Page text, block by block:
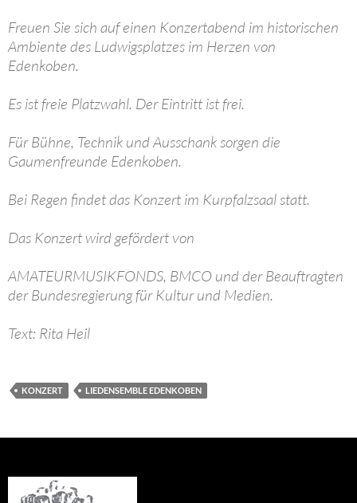
Freuen Sie sich auf einen Konzertabend im historischen
Ambiente des Ludwigsplatzes im Herzen von
Edenkoben.
Es ist freie Platzwahl. Der Eintritt ist frei.
Für Bühne, Technik und Ausschank sorgen die
Gaumenfreunde Edenkoben.
Bei Regen findet das Konzert im Kurpfalzsaal statt.
Das Konzert wird gefördert von
AMATEURMUSIKFONDS, BMCO und der Beauftragten
der Bundesregierung für Kultur und Medien.
Text: Rita Heil
KONZERT LIEDENSEMBLE EDENKOBEN